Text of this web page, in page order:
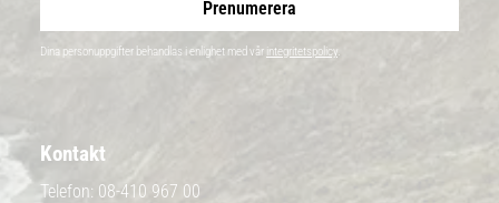
Prenumerera
Dina personuppgifter behandlas i enlighet med vår integritetspolicy
Kontakt
Telefon: 08-410 967 00